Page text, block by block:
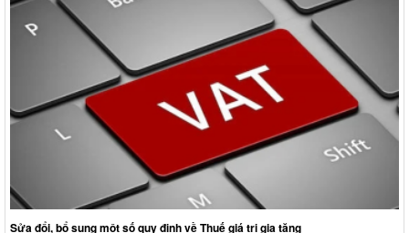
Sửa đổi, bổ sung một số quy định về Thuế giá trị gia tăng